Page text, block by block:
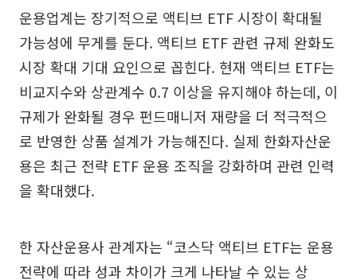
운용업계는 장기적으로 액티브 ETF 시장이 확대될
가능성에 무게를 둔다. 액티브 ETF 관련 규제 완화도
시장 확대 기대 요인으로 꼽힌다. 현재 액티브 ETF는
비교지수와 상관계수 0.7 이상을 유지해야 하는데, 이
규제가 완화될 경우 펀드매니저 재량을 더 적극적으
로 반영한 상품 설계가 가능해진다. 실제 한화자산운
용은 최근 전략 ETF 운용 조직을 강화하며 관련 인력
을 확대했다.
한 자산운용사 관계자는 “코스닥 액티브 ETF는 운용
전략에 따라 성과 차이가 크게 나타날 수 있는 상